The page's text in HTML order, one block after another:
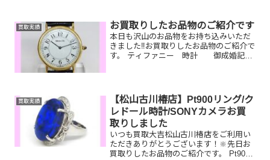
非気軽にお持ち...
買取実績 お買取りしたお品物のご紹介です
本日も沢山のお品物をお持ち込みいただ
きました‼️お買取りしたお品物のご紹介で
す。 ティファニー 時計 御成婚記念
ていただきます...
買取実績
【松山古川椿店】Pt900リング/ク
レドール時計/SONYカメラお買
取りしました
いつも買取大吉松山古川椿店をご利用い
ただきありがとうございます！🔆先日お
買取りしたお品物のご紹介です。 Pt900